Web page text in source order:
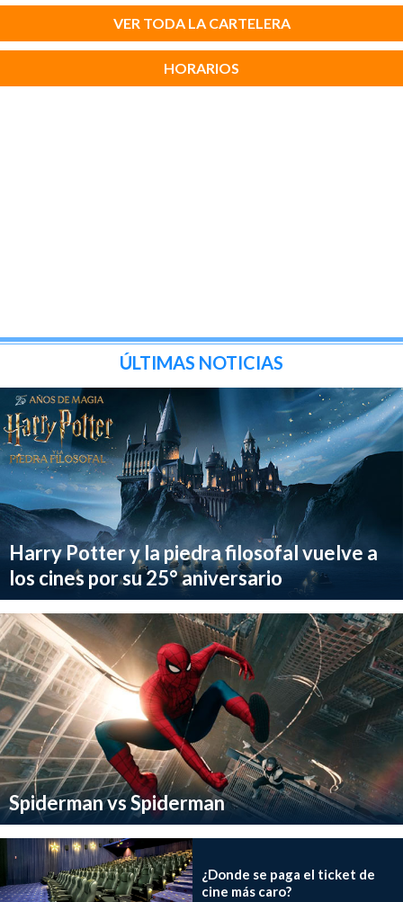
VER TODA LA CARTELERA
HORARIOS
ÚLTIMAS NOTICIAS
Harry Potter y la piedra filosofal vuelve a
los cines por su 25° aniversario
Spiderman vs Spiderman
¿Donde se paga el ticket de
cine más caro?